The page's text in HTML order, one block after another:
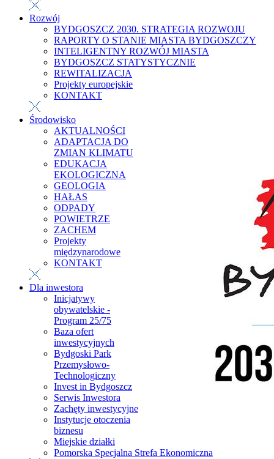
Rozwój
BYDGOSZCZ 2030. STRATEGIA ROZWOJU
RAPORTY O STANIE MIASTA BYDGOSZCZY
INTELIGENTNY ROZWÓJ MIASTA
BYDGOSZCZ STATYSTYCZNIE
REWITALIZACJA
Projekty europejskie
KONTAKT
Środowisko
AKTUALNOŚCI
ADAPTACJA DO
ZMIAN KLIMATU
EDUKACJA
EKOLOGICZNA
GEOLOGIA
HAŁAS
ODPADY
POWIETRZE
ZACHEM
Projekty
międzynarodowe
KONTAKT
Dla inwestora
Inicjatywy
obywatelskie -
Program 25/75
Baza ofert
inwestycyjnych
Bydgoski Park
Przemysłowo-
Technologiczny
Invest in Bydgoszcz
Serwis Inwestora
Zachęty inwestycyjne
Instytucje otoczenia
biznesu
Miejskie działki
Pomorska Specjalna Strefa Ekonomiczna